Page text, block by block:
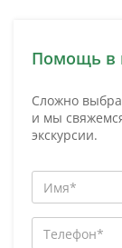
Помощь в
Сложно
и мы
экскурсии.